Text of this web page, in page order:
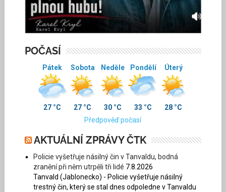
POČASÍ
Pátek
27 °C
Sobota
27 °C
Neděle
30 °C
Pondělí
33 °C
Úterý
28 °C
Předpověď počasí
AKTUÁLNÍ ZPRÁVY ČTK
Policie vyšetřuje násilný čin v Tanvaldu, bodná
zranění při něm utrpěli tři lidé 7.8.2026
Tanvald (Jablonecko) - Policie vyšetřuje násilný
trestný čin, který se stal dnes odpoledne v Tanvaldu